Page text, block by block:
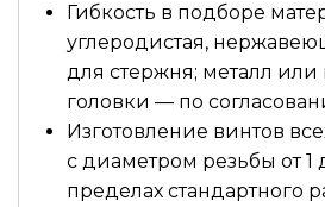
Гибкость в подборе
углеродистая,
для стержня; металл или
головки — по
Изготовление винтов
с диаметром резьбы от 1
пределах стандартного